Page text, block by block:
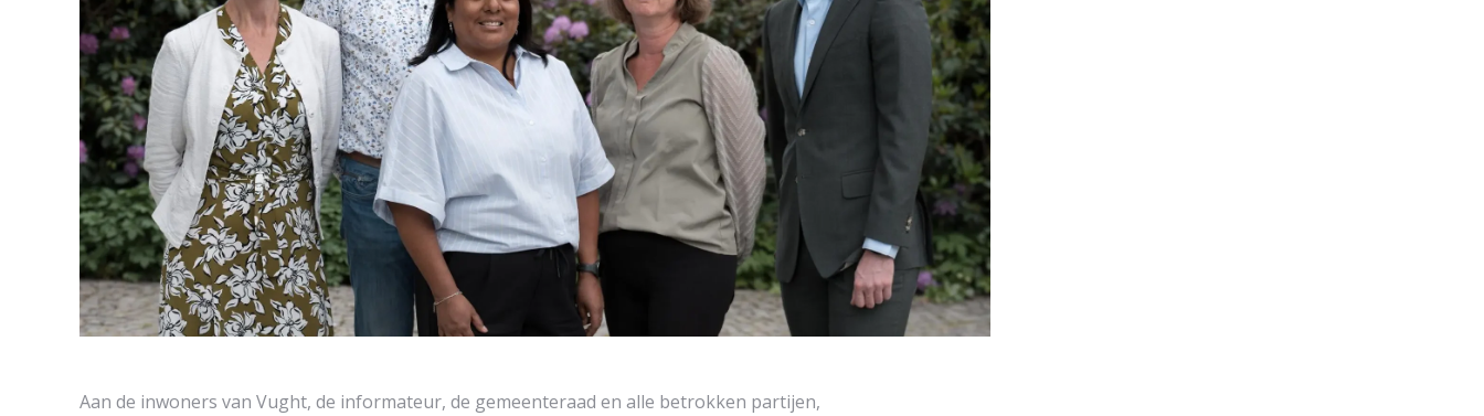
Aan de inwoners van Vught, de informateur, de gemeenteraad en alle betrokken partijen,